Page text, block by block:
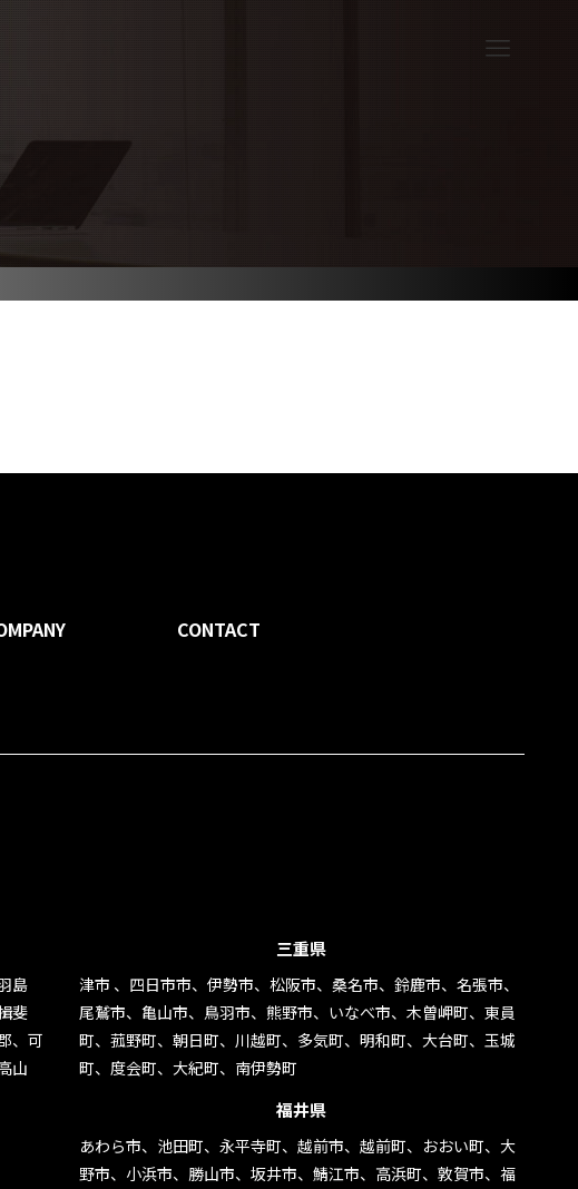
7090
CONTACT
島
斐
、可
山
三重県
津市 、四日市市、伊勢市、松阪市、桑名市、鈴鹿市、名張市、
尾鷲市、亀山市、鳥羽市、熊野市、いなべ市、木曽岬町、東員
町、菰野町、朝日町、川越町、多気町、明和町、大台町、玉城
町、度会町、大紀町、南伊勢町
福井県
あわら市、池田町、永平寺町、越前市、越前町、おおい町、大
野市、小浜市、勝山市、坂井市、鯖江市、高浜町、敦賀市、福